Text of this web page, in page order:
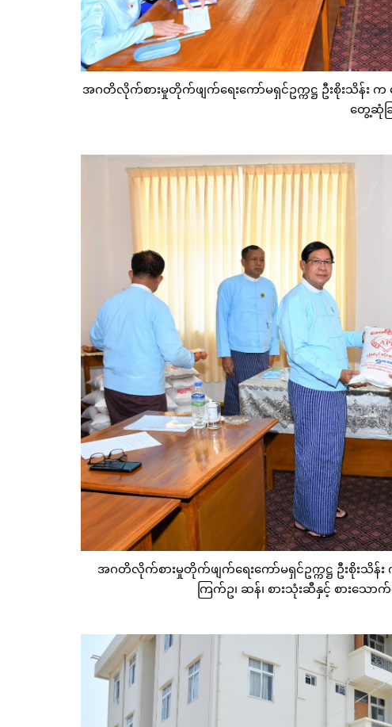
အဂတိလိုက်စားမှုတိုက်ဖျက်ရေးကော်မရှင်ဥက္ကဋ္ဌ ဦးစိုးသိန်း က
တွေ့ဆုံခ
အဂတိလိုက်စားမှုတိုက်ဖျက်ရေးကော်မရှင်ဥက္ကဋ္ဌ ဦးစိုးသိန်း က
ကြက်ဥ၊ ဆန်၊ စားသုံးဆီနှင့် စားသော